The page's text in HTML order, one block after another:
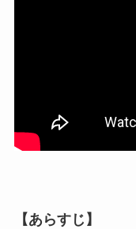
【あらすじ】